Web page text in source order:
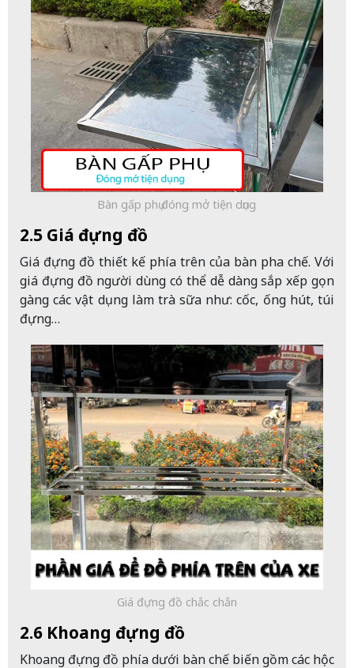
Bàn gấp phụ đóng mở tiện dụng
2.5 Giá đựng đồ
Giá đựng đồ thiết kế phía trên của bàn pha chế. Với
giá đựng đồ người dùng có thể dễ dàng sắp xếp gọn
gàng các vật dụng làm trà sữa như: cốc, ống hút, túi
đựng…
Giá đựng đồ chắc chắn
2.6 Khoang đựng đồ
Khoang đựng đồ phía dưới bàn chế biến gồm các hộc